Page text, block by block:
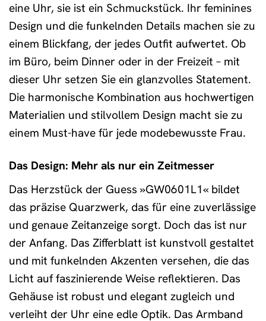
eine Uhr, sie ist ein Schmuckstück. Ihr feminines
Design und die funkelnden Details machen sie zu
einem Blickfang, der jedes Outfit aufwertet. Ob
im Büro, beim Dinner oder in der Freizeit – mit
dieser Uhr setzen Sie ein glanzvolles Statement.
Die harmonische Kombination aus hochwertigen
Materialien und stilvollem Design macht sie zu
einem Must-have für jede modebewusste Frau.
Das Design: Mehr als nur ein Zeitmesser
Das Herzstück der Guess »GW0601L1« bildet
das präzise Quarzwerk, das für eine zuverlässige
und genaue Zeitanzeige sorgt. Doch das ist nur
der Anfang. Das Zifferblatt ist kunstvoll gestaltet
und mit funkelnden Akzenten versehen, die das
Licht auf faszinierende Weise reflektieren. Das
Gehäuse ist robust und elegant zugleich und
verleiht der Uhr eine edle Optik. Das Armband